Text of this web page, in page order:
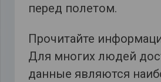
перед полетом.
Прочитайте
Для многих людей
данные являются